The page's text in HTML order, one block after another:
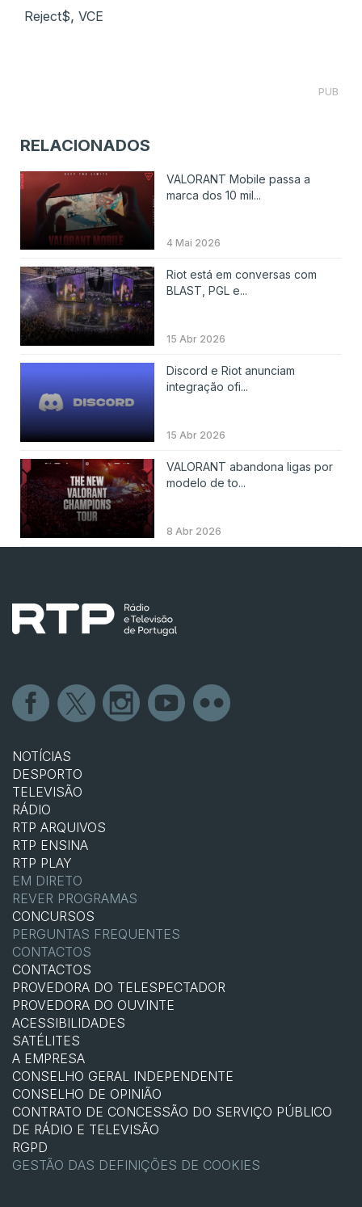
Reject$, VCE
PUB
RELACIONADOS
VALORANT Mobile passa a
marca dos 10 mil...
4 Mai 2026
Riot está em conversas com
BLAST, PGL e...
15 Abr 2026
Discord e Riot anunciam
integração ofi...
15 Abr 2026
VALORANT abandona ligas por
modelo de to...
8 Abr 2026
NOTÍCIAS
DESPORTO
TELEVISÃO
RÁDIO
RTP ARQUIVOS
RTP ENSINA
RTP PLAY
EM DIRETO
REVER PROGRAMAS
CONCURSOS
PERGUNTAS FREQUENTES
CONTACTOS
CONTACTOS
PROVEDORA DO TELESPECTADOR
PROVEDORA DO OUVINTE
ACESSIBILIDADES
SATÉLITES
A EMPRESA
CONSELHO GERAL INDEPENDENTE
CONSELHO DE OPINIÃO
CONTRATO DE CONCESSÃO DO SERVIÇO PÚBLICO
DE RÁDIO E TELEVISÃO
RGPD
GESTÃO DAS DEFINIÇÕES DE COOKIES